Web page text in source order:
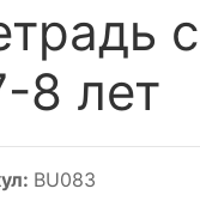
8 лет
BU083